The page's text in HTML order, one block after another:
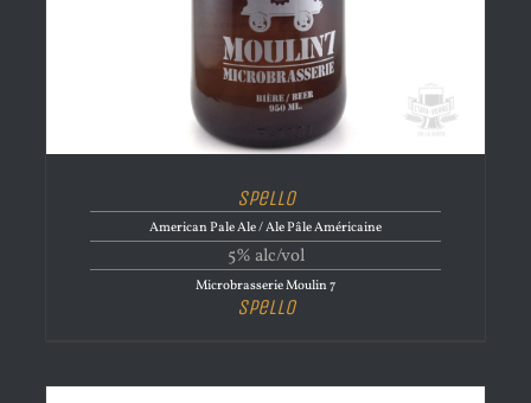
Spello
American Pale Ale / Ale Pâle Américaine
5% alc/vol
Microbrasserie Moulin 7
Spello